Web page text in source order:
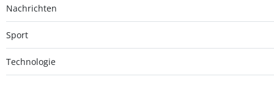
Nachrichten
Sport
Technologie